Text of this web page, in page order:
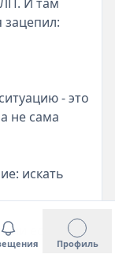
- это
не сама
искать
есть
Профиль